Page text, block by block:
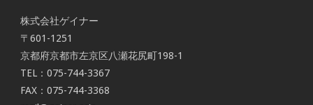
株式会社ゲイナー
〒601-1251
京都府京都市左京区八瀬花尻町198-1
TEL：075-744-3367
FAX：075-744-3368